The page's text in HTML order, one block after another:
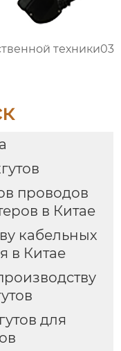
техники03
проводов
в Китае
кабельных
в Китае
для